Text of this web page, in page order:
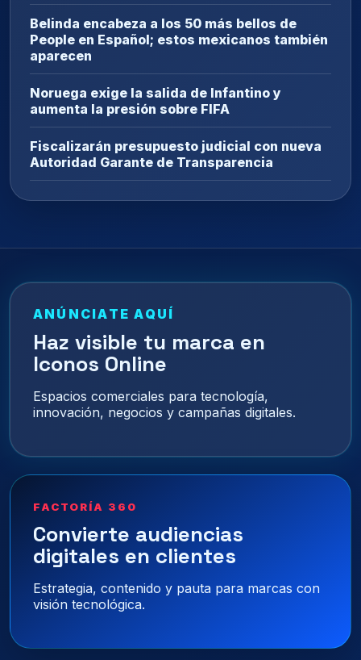
Belinda encabeza a los 50 más bellos de
People en Español; estos mexicanos también
aparecen
Noruega exige la salida de Infantino y
aumenta la presión sobre FIFA
Fiscalizarán presupuesto judicial con nueva
Autoridad Garante de Transparencia
ANÚNCIATE AQUÍ
Haz visible tu marca en
Iconos Online
Espacios comerciales para tecnología,
innovación, negocios y campañas digitales.
FACTORÍA 360
Convierte audiencias
digitales en clientes
Estrategia, contenido y pauta para marcas con
visión tecnológica.